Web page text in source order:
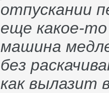
отпускании
еще какое-
машина
без
как вылазит